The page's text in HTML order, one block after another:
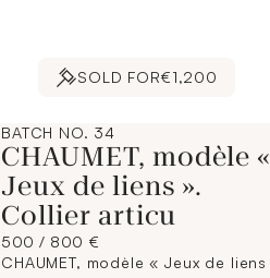
SOLD FOR€1,200
BATCH NO. 34
CHAUMET, modèle «
Jeux de liens ».
Collier articu
500 / 800 €
CHAUMET, modèle « Jeux de liens